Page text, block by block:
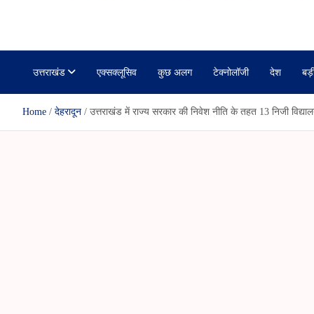
उत्तराखंड एक्सक्लूसिव कुछ अलग टेक्नोलॉजी देश
Home देहरादून उत्तराखंड में राज्य सरकार की निवेश नीति के तहत 13 निजी
e